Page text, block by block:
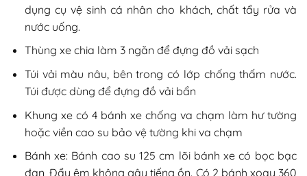
dụng cụ vệ sinh cá nhân cho khách, chất tẩy rửa và
nước uống.
Thùng xe chia làm 3 ngăn để đựng đồ vải sạch
Túi vải màu nâu, bên trong có lớp chống thấm nước.
Túi được dùng để đựng đồ vải bẩn
Khung xe có 4 bánh xe chống va chạm làm hư tường
hoặc viền cao su bảo vệ tường khi va chạm
Bánh xe: Bánh cao su 125 cm lõi bánh xe có bọc bạc
đạn, Đẩy êm không gây tiếng ồn. Có 2 bánh xoay 360